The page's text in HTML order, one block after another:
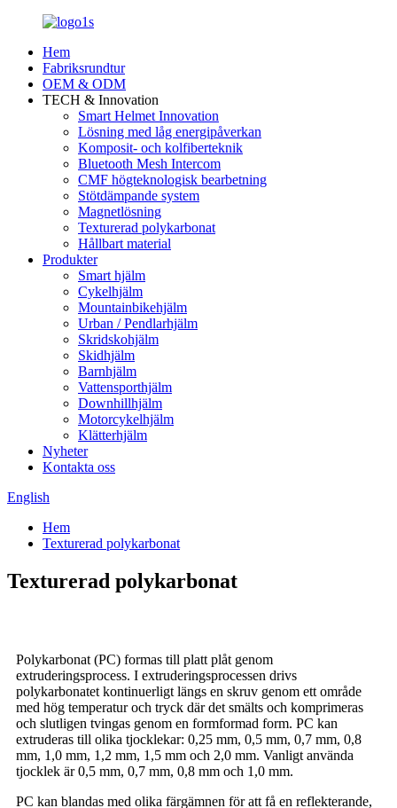
Hem
Fabriksrundtur
OEM & ODM
TECH & Innovation
Smart Helmet Innovation
Lösning med låg energipåverkan
Komposit- och kolfiberteknik
Bluetooth Mesh Intercom
CMF högteknologisk bearbetning
Stötdämpande system
Magnetlösning
Texturerad polykarbonat
Hållbart material
Produkter
Smart hjälm
Cykelhjälm
Mountainbikehjälm
Urban / Pendlarhjälm
Skridskohjälm
Skidhjälm
Barnhjälm
Vattensporthjälm
Downhillhjälm
Motorcykelhjälm
Klätterhjälm
Nyheter
Kontakta oss
English
Hem
Texturerad polykarbonat
Texturerad polykarbonat
Polykarbonat (PC) formas till platt plåt genom
extruderingsprocess. I extruderingsprocessen drivs
polykarbonatet kontinuerligt längs en skruv genom ett område
med hög temperatur och tryck där det smälts och komprimeras
och slutligen tvingas genom en formformad form. PC kan
extruderas till olika tjocklekar: 0,25 mm, 0,5 mm, 0,7 mm, 0,8
mm, 1,0 mm, 1,2 mm, 1,5 mm och 2,0 mm. Vanligt använda
tjocklek är 0,5 mm, 0,7 mm, 0,8 mm och 1,0 mm.
PC kan blandas med olika färgämnen för att få en reflekterande,